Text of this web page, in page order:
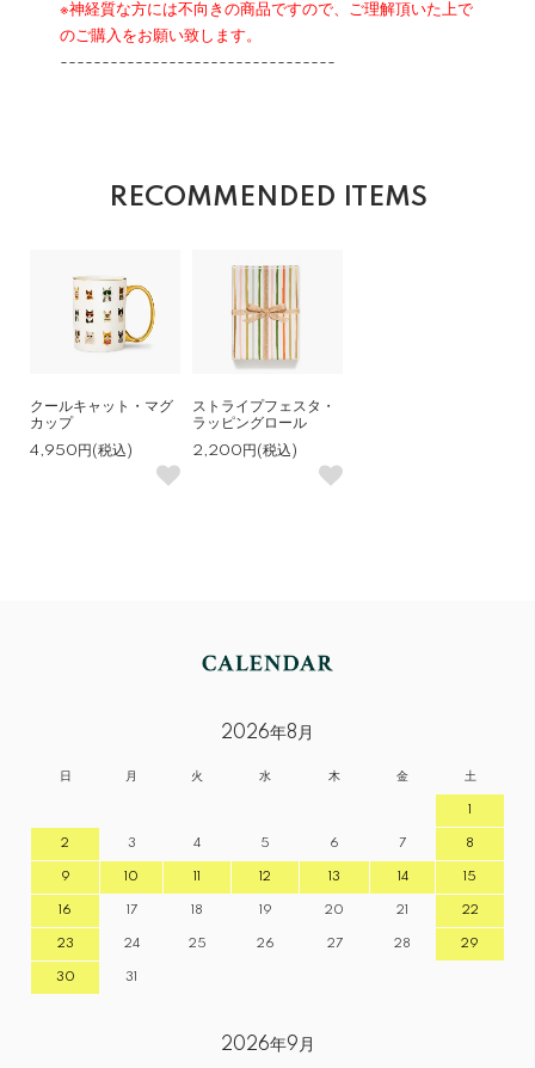
※神経質な方には不向きの商品ですので、ご理解頂いた上で
のご購入をお願い致します。
---------------------------------
RECOMMENDED ITEMS
クールキャット・マグ
カップ
4,950円(税込)
ストライプフェスタ・
ラッピングロール
2,200円(税込)
2026年8月
日 月 火 水 木 金 土
1
2 3 4 5 6 7 8
9 10 11 12 13 14 15
16 17 18 19 20 21 22
23 24 25 26 27 28 29
30 31
2026年9月